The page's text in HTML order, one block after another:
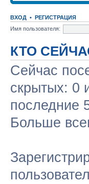
ВХОД • РЕГИСТРАЦИЯ
Имя пользователя:
КТО
Сейчас
скрытых: 0
последние
Больше